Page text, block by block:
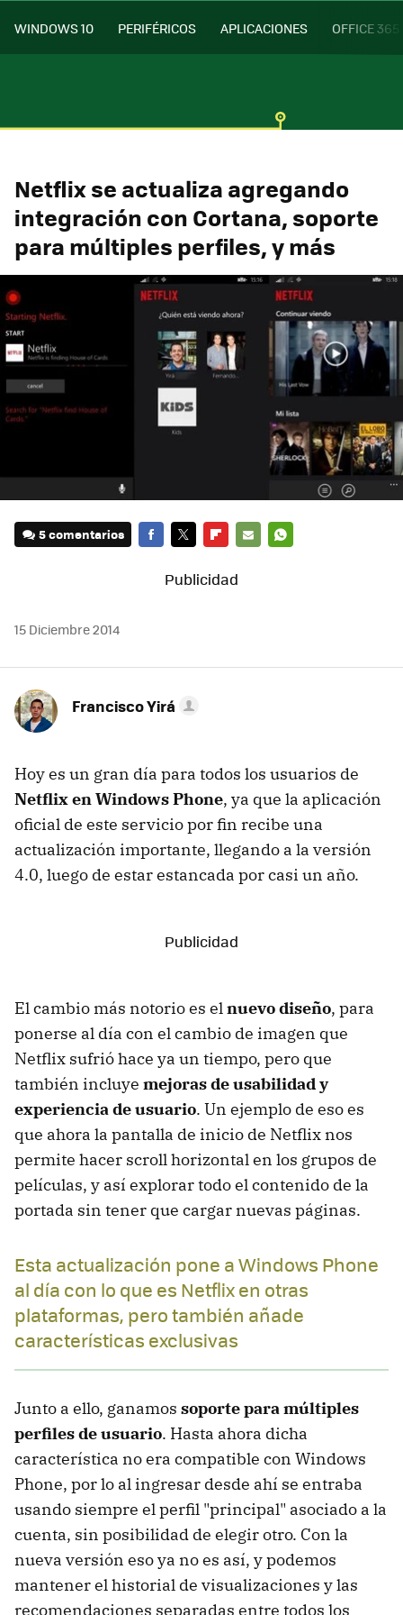
WINDOWS 10 PERIFÉRICOS APLICACIONES OFFICE 365
Netflix se actualiza agregando
integración con Cortana, soporte
para múltiples perfiles, y más
5 comentarios
MAIL
15 Diciembre 2014
Francisco Yirá
Hoy es un gran día para todos los usuarios de
Netflix en Windows Phone, ya que la aplicación
oficial de este servicio por fin recibe una
actualización importante, llegando a la versión
4.0, luego de estar estancada por casi un año.
El cambio más notorio es elnuevo diseño, para
ponerse al día con el cambio de imagen que
Netflix sufrió hace ya un tiempo, pero que
también incluye mejoras de usabilidad y
experiencia de usuario. Un ejemplo de eso es
que ahora la pantalla de inicio de Netflix nos
permite hacer scroll horizontal en los grupos de
películas, y así explorar todo el contenido de la
portada sin tener que cargar nuevas páginas.
Esta actualización pone a Windows Phone
al día con lo que es Netflix en otras
plataformas, pero también añade
características exclusivas
Junto a ello, ganamos soporte para múltiples
perfiles de usuario. Hasta ahora dicha
característica no era compatible con Windows
Phone, por lo al ingresar desde ahí se entraba
usando siempre el perfil "principal" asociado a la
cuenta, sin posibilidad de elegir otro. Con la
nueva versión eso ya no es así, y podemos
mantener el historial de visualizaciones y las
recomendaciones separadas entre todos los